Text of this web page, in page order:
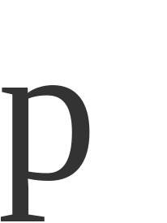
康泰健